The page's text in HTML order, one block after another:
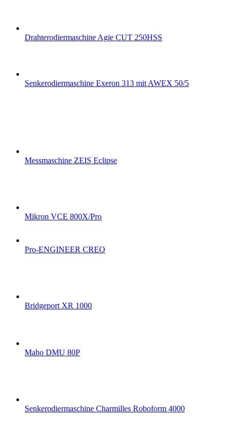
Drahterodiermaschine Agie CUT 250HSS
Senkerodiermaschine Exeron 313 mit AWEX 50/5
Messmaschine ZEIS Eclipse
Mikron VCE 800X/Pro
Pro-ENGINEER CREO
Bridgeport XR 1000
Maho DMU 80P
Senkerodiermaschine Charmilles Roboform 4000